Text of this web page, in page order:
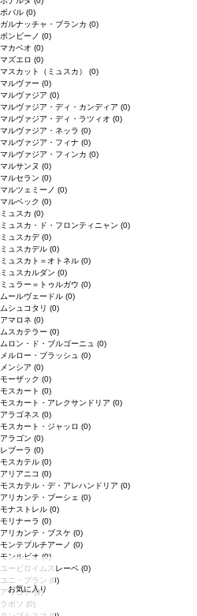
お気に入り
ボバル (0)
ガルナッチャ・ブランカ (0)
ボンビーノ (0)
マカベオ (0)
マズエロ (0)
マスカット（ミュスカ） (0)
マルヴァー (0)
マルヴァジア (0)
マルヴァジア・ディ・カンディア (0)
マルヴァジア・ディ・ラツィオ (0)
マルヴァジア・ネッラ (0)
マルヴァジア・フィナ (0)
マルヴァジア・フィンカ (0)
マルサンヌ (0)
マルセラン (0)
マルツェミーノ (0)
マルベック (0)
ミュスカ (0)
ミュスカ・ド・フロンティニャン (0)
ミュスカデ(0)
ミュスカデル (0)
ミュスカト＝オトネル (0)
ミュスカルダン (0)
ミュラー＝トゥルガウ (0)
ムールヴェードル (0)
ムシュコタリ (0)
アマロネ (0)
ムスカテラー (0)
ムロン・ド・ブルゴーニュ (0)
メルロー・ブラッシュ (0)
メンシア (0)
モーザック (0)
モスカート (0)
モスカート・アレクサンドリア (0)
アラゴネス (0)
モスカート・ジャッロ (0)
アラゴン (0)
レブーラ (0)
モスカテル (0)
アリアニコ (0)
モスカテル・デ・アレハンドリア (0)
アリカンテ・ブーシェ (0)
モナストレル (0)
モリナーラ (0)
アリカンテ・ブスケ (0)
モンテプルチアーノ (0)
モンルビオ (0)
ユービロイムスレーベ (0)
ユニ・ブラン (0)
アリゴテ(0)
ラボソ (0)